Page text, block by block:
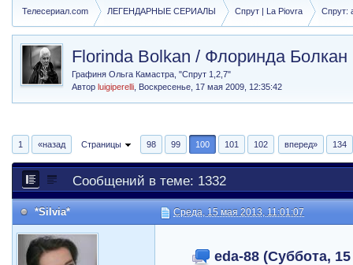
Телесериал.com ЛЕГЕНДАРНЫЕ СЕРИАЛЫ Спрут | La Piovra Спрут:
Florinda Bolkan / Флоринда Болкан
Графиня Ольга Камастра, "Спрут 1,2,7"
Авторluigiperelli Воскресенье, 17 мая 2009, 12:35:42
1 «назад Страницы 98 99 100 101 102 вперед» 134
Сообщений в теме: 1332
*Silvia* Среда, 15 мая 2013, 11:01:07
eda-88 (Суббота,